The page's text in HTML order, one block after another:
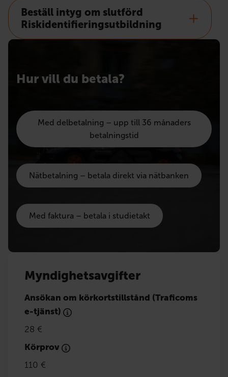
Beställ intyg om slutförd
Riskidentifieringsutbildning
Hur vill du betala?
Med delbetalning – upp till 36 månaders
betalningstid
Nätbetalning – betala direkt via nätbanken
Med faktura – betala i studietakt
Myndighetsavgifter
Ansökan om körkortstillstånd (Traficoms
e-tjänst)
28 €
Körprov
110 €